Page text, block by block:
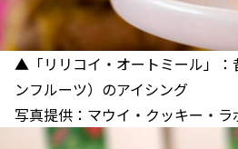
▲「リリコイ・オートミール」：
ンフルーツ）のアイシング
写真提供：マウイ・クッキー・ラ